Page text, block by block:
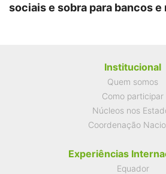
sociais e sobra para bancos
Institucional
Quem somos
Como participar
Núcleos nos
Coordenação
Experiências
Equador